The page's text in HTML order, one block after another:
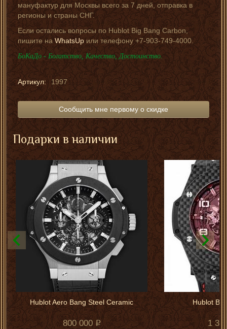
мануфактур для Москвы всего за 7 дней, отправка в
регионы и страны СНГ.
Если остались вопросы по Hublot Big Bang Carbon,
пишите наWhatsUpили телефону +7-903-749-4000.
БоКаДо - Богатство, Качество, Достоинство.
Артикул: 1997
Сообщить мне первому о скидке
Подарки в наличии
Hublot Aero Bang Steel Ceramic
800 000
Hublot
1